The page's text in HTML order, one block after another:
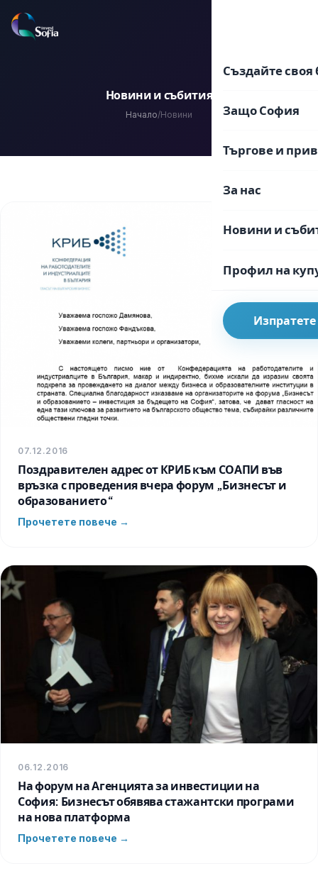
към
Създайте своя
Защо София
Търгове и
За нас
Новини и
Профил на
Новини и събития
Начало/Новини
07.12.2016
Поздравителен адрес от КРИБ към СОАПИ във
връзка с проведения вчера форум „Бизнесът и
образованието“
Прочетете повече →
06.12.2016
На форум на Агенцията за инвестиции на
София: Бизнесът обявява стажантски програми
на нова платформа
Прочетете повече →